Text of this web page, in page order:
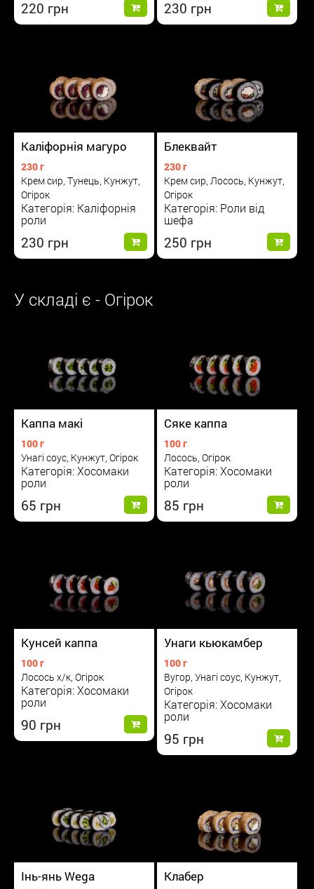
220 230
Каліфорнія магуро
230 г
Крем сир, Тунець, Кунжут,
Огірок
Категорія: Каліфорнія
роли
230
Блеквайт
230 г
Крем сир, Лосось, Кунжут,
Огірок
Категорія: Роли від
шефа
250
У складі є - Огірок
Каппа макі
100 г
Унагі соус, Кунжут, Огірок
Категорія: Хосомаки
роли
65
Сяке каппа
100 г
Лосось, Огірок
Категорія: Хосомаки
роли
85
Кунсей каппа
100 г
Лосось х/к, Огірок
Категорія: Хосомаки
роли
90
Унаги кьюкамбер
100 г
Вугор, Унагі соус, Кунжут,
Огірок
Категорія: Хосомаки
роли
95
Інь-янь Wega Клабер